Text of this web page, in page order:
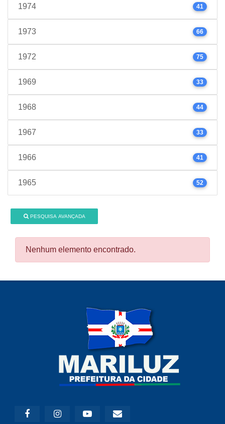
1974 41
1973 66
1972 75
1969 33
1968 44
1967 33
1966 41
1965 52
PESQUISA AVANÇADA
Nenhum elemento encontrado.